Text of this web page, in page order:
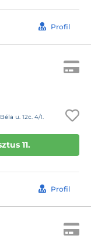
Profil
u. 12c. 4/1.
11.
Profil